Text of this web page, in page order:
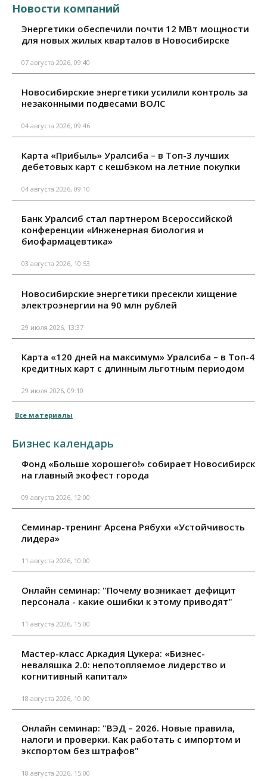
Новости компаний
Энергетики обеспечили почти 12 МВт мощности
для новых жилых кварталов в Новосибирске
07 августа 2026, 09:40
Новосибирские энергетики усилили контроль за
незаконными подвесами ВОЛС
04 августа 2026, 09:46
Карта «Прибыль» Уралсиба – в Топ-3 лучших
дебетовых карт с кешбэком на летние покупки
04 августа 2026, 09:10
Банк Уралсиб стал партнером Всероссийской
конференции «Инженерная биология и
биофармацевтика»
03 августа 2026, 10:53
Новосибирские энергетики пресекли хищение
электроэнергии на 90 млн рублей
29 июля 2026, 13:37
Карта «120 дней на максимум» Уралсиба – в Топ-4
кредитных карт с длинным льготным периодом
29 июля 2026, 09:10
Все материалы
Бизнес календарь
Фонд «Больше хорошего!» собирает Новосибирск
на главный экофест города
09 августа 2026, 12:00
Семинар-тренинг Арсена Рябухи «Устойчивость
лидера»
11 августа 2026, 10:00
Онлайн семинар: "Почему возникает дефицит
персонала - какие ошибки к этому приводят"
11 августа 2026, 15:00
Мастер-класс Аркадия Цукера: «Бизнес-
неваляшка 2.0: непотопляемое лидерство и
когнитивный капитал»
18 августа 2026, 10:00
Онлайн семинар: "ВЭД – 2026. Новые правила,
налоги и проверки. Как работать с импортом и
экспортом без штрафов"
18 августа 2026, 15:00